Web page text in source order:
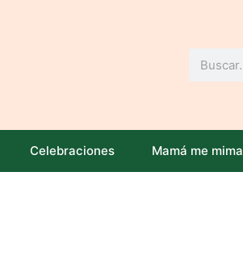
Celebraciones Mamá me mima